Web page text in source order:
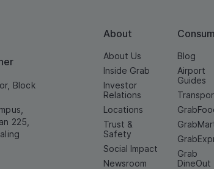
Block
225,
About
About Us
Inside Grab
Investor
Relations
Locations
Trust &
Safety
Social Impact
Newsroom
Blog
Airport
Guides
Grab
DineOut